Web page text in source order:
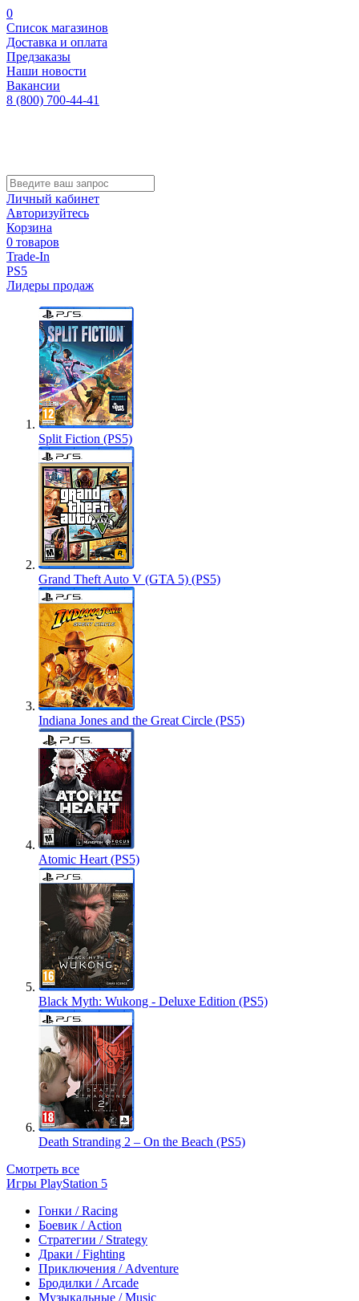
0
Список магазинов
Доставка и оплата
Предзаказы
Наши новости
Вакансии
8 (800) 700-44-41
Личный кабинет
Авторизуйтесь
Корзина
0 товаров
Trade-In
PS5
Лидеры продаж
Split Fiction (PS5)
Grand Theft Auto V (GTA 5) (PS5)
Indiana Jones and the Great Circle (PS5)
Atomic Heart (PS5)
Black Myth: Wukong - Deluxe Edition (PS5)
Death Stranding 2 – On the Beach (PS5)
Смотреть все
Игры PlayStation 5
Гонки / Racing
Боевик / Action
Стратегии / Strategy
Драки / Fighting
Приключения / Adventure
Бродилки / Arcade
Музыкальные / Music